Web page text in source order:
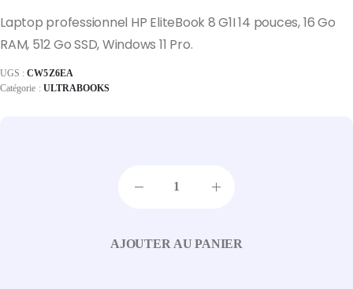
Laptop professionnel HP EliteBook 8 G1I 14 pouces, 16 Go
RAM, 512 Go SSD, Windows 11 Pro.
UGS :CW5Z6EA
Catégorie : ULTRABOOKS
AJOUTER AU PANIER